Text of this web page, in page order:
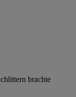
brachte